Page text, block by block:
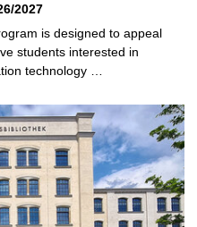
2027
is designed to appeal
students interested in
technology …